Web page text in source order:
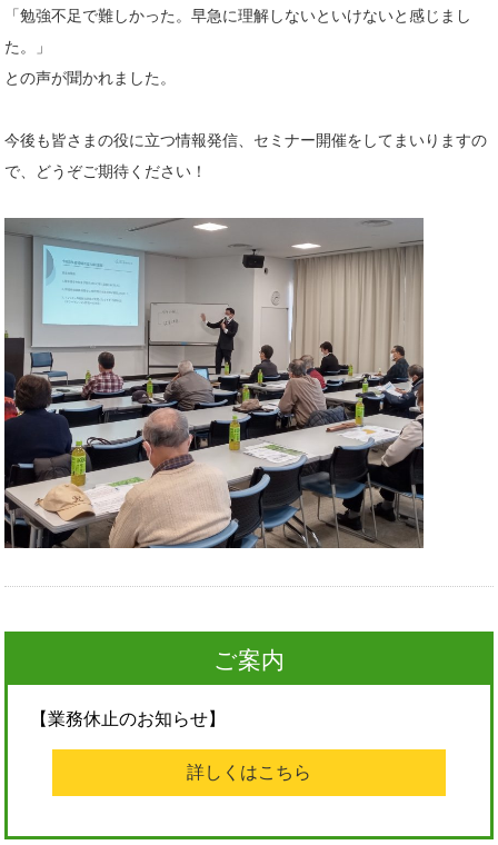
「勉強不足で難しかった。早急に理解しないといけないと感じまし
た。」
との声が聞かれました。
今後も皆さまの役に立つ情報発信、セミナー開催をしてまいりますの
で、どうぞご期待ください！
ご案内
【業務休止のお知らせ】
詳しくはこちら